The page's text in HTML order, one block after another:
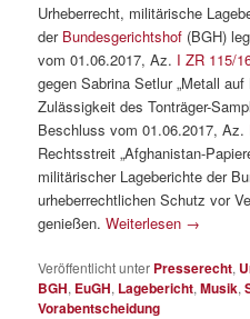
Urheberrecht, militärische
der Bundesgerichtshof (BGH)
vom 01.06.2017, Az. I ZR 115/
gegen Sabrina Setlur „Metall
Zulässigkeit des Tonträger-
Beschluss vom 01.06.2017, Az.
Rechtsstreit „Afghanistan-
militärischer Lageberichte der
urheberrechtlichen Schutz vor
genießen.Weiterlesen →
Veröffentlicht unter Presserecht,
BGH, EuGH, Lagebericht,Musik,
Vorabentscheidung